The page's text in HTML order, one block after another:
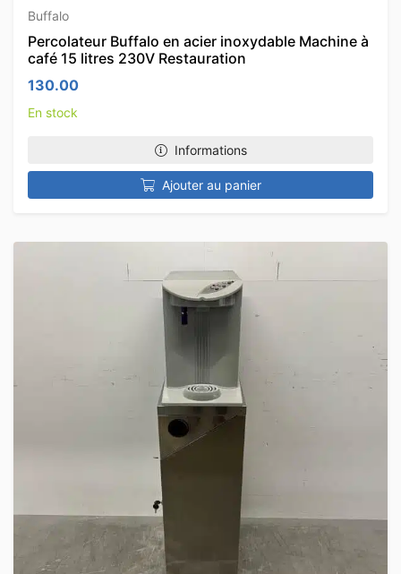
Buffalo
Percolateur Buffalo en acier inoxydable Machine à
café 15 litres 230V Restauration
130.00
En stock
Informations
Ajouter au panier